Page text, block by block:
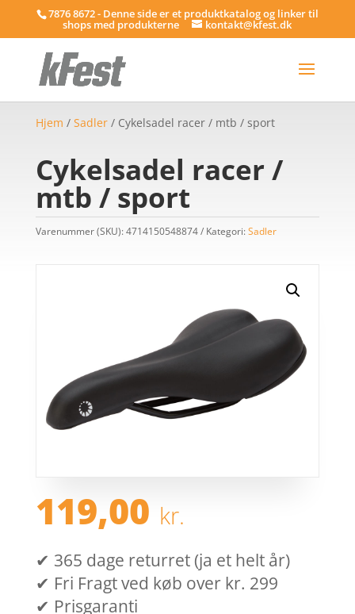
7876 8672 - Denne side er et produktkatalog og linker til
shops med produkterne kontakt@kfest.dk
Hjem / Sadler/ Cykelsadel racer / mtb / sport
Cykelsadel racer /
mtb / sport
Varenummer (SKU):4714150548874 Kategori:Sadler
119,00 kr.
✔ 365 dage returret (ja et helt år)
✔ Fri Fragt ved køb over kr. 299
✔ Prisgaranti